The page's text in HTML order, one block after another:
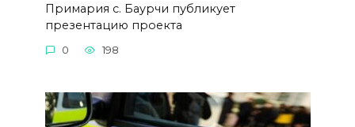
Примария с. Баурчи публикует
презентацию проекта
0 198